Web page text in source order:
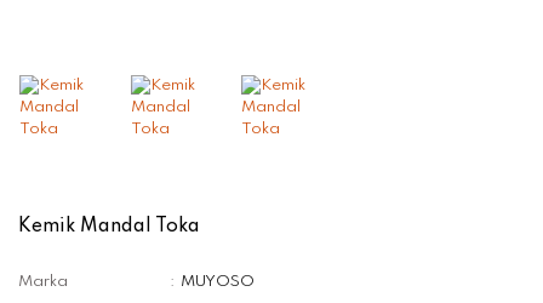
Kemik Mandal Toka
Marka
MUYOSO